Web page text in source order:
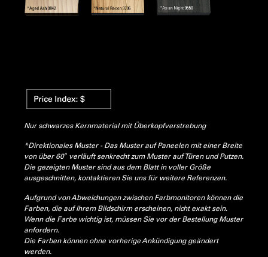
Nur schwarzes Kernmaterial mit Überkopfverstrebung
*Direktionales Muster - Das Muster auf Paneelen mit einer Breite
von über 60″ verläuft senkrecht zum Muster auf Türen und Putzen.
Die gezeigten Muster sind aus dem Blatt in voller Größe
ausgeschnitten, kontaktieren Sie uns für weitere Referenzen.
Aufgrund von Abweichungen zwischen Farbmonitoren können die
Farben, die auf Ihrem Bildschirm erscheinen, nicht exakt sein.
Wenn die Farbe wichtig ist, müssen Sie vor der Bestellung Muster
anfordern.
Die Farben können ohne vorherige Ankündigung geändert
werden.